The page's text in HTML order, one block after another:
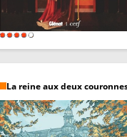
La reine aux deux